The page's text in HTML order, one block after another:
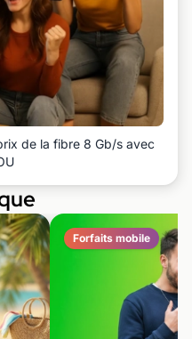
de la fibre 8 Gb/s avec
Forfaits mobile